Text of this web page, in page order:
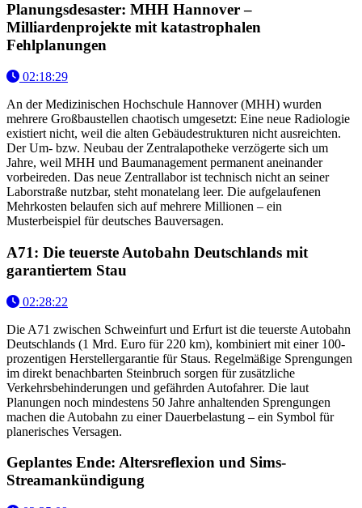
Planungsdesaster: MHH Hannover –
Milliardenprojekte mit katastrophalen
Fehlplanungen
02:18:29
An der Medizinischen Hochschule Hannover (MHH) wurden
mehrere Großbaustellen chaotisch umgesetzt: Eine neue Radiologie
existiert nicht, weil die alten Gebäudestrukturen nicht ausreichten.
Der Um- bzw. Neubau der Zentralapotheke verzögerte sich um
Jahre, weil MHH und Baumanagement permanent aneinander
vorbeireden. Das neue Zentrallabor ist technisch nicht an seiner
Laborstraße nutzbar, steht monatelang leer. Die aufgelaufenen
Mehrkosten belaufen sich auf mehrere Millionen – ein
Musterbeispiel für deutsches Bauversagen.
A71: Die teuerste Autobahn Deutschlands mit
garantiertem Stau
02:28:22
Die A71 zwischen Schweinfurt und Erfurt ist die teuerste Autobahn
Deutschlands (1 Mrd. Euro für 220 km), kombiniert mit einer 100-
prozentigen Herstellergarantie für Staus. Regelmäßige Sprengungen
im direkt benachbarten Steinbruch sorgen für zusätzliche
Verkehrsbehinderungen und gefährden Autofahrer. Die laut
Planungen noch mindestens 50 Jahre anhaltenden Sprengungen
machen die Autobahn zu einer Dauerbelastung – ein Symbol für
planerisches Versagen.
Geplantes Ende: Altersreflexion und Sims-
Streamankündigung